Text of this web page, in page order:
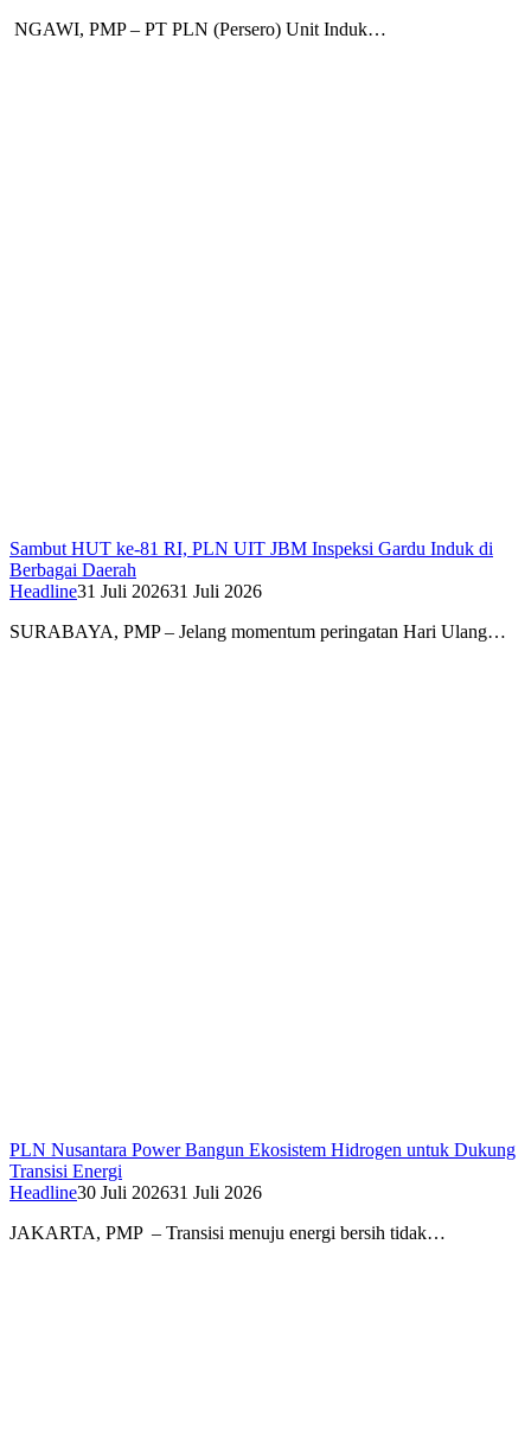
NGAWI, PMP – PT PLN (Persero) Unit Induk…
Sambut HUT ke-81 RI, PLN UIT JBM Inspeksi Gardu Induk di
Berbagai Daerah
Headline31 Juli 202631 Juli 2026
SURABAYA, PMP – Jelang momentum peringatan Hari Ulang…
PLN Nusantara Power Bangun Ekosistem Hidrogen untuk Dukung
Transisi Energi
Headline30 Juli 202631 Juli 2026
JAKARTA, PMP – Transisi menuju energi bersih tidak…